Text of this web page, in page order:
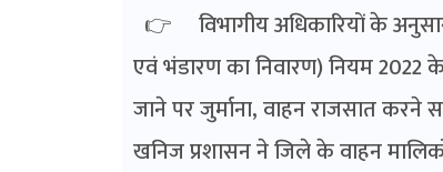
👉 विभागीय अधिकारियों के
एवं भंडारण का निवारण) नियम 2022
जाने पर जुर्माना, वाहन राजसात करने
खनिज प्रशासन ने जिले के वाहन